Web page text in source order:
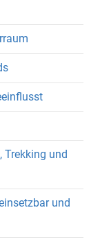
Trekking und
und